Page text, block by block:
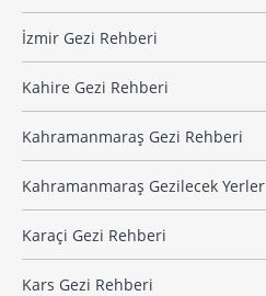
İzmir Gezi Rehberi
Kahire Gezi Rehberi
Kahramanmaraş Gezi Rehberi
Kahramanmaraş Gezilecek Yerler
Karaçi Gezi Rehberi
Kars Gezi Rehberi